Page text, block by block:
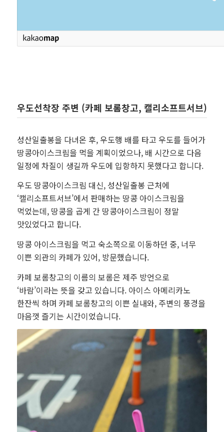
우도선착장 주변 (카페 보롬창고, 캘리소프트서브)
성산일출봉을 다녀온 후, 우도행 배를 타고 우도를 들어가
땅콩아이스크림을 먹을 계획이었으나, 배 시간으로 다음
일정에 차질이 생길까 우도에 입항하지 못했다고 합니다.
우도 땅콩아이스크림 대신, 성산일출봉 근처에
‘캘리소프트서브’에서 판매하는 땅콩 아이스크림을
먹었는데, 땅콩을 곱게 간 땅콩아이스크림이 정말
맛있었다고 합니다.
땅콩 아이스크림을 먹고 숙소쪽으로 이동하던 중, 너무
이쁜 외관의 카페가 있어, 방문했습니다.
카페 보롬창고의 이름의 보롬은 제주 방언으로
‘바람’이라는 뜻을 갖고 있습니다. 아이스 아메리카노
한잔씩 하며 카페 보롬창고의 이쁜 실내와, 주변의 풍경을
마음껏 즐기는 시간이었습니다.